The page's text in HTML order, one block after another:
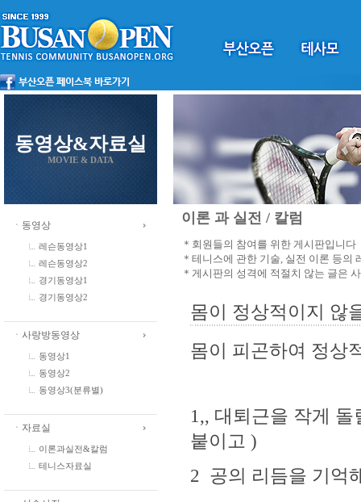
동영상&자료실
MOVIE & DATA
ㆍ동영상
레슨동영상1
레슨동영상2
경기동영상1
경기동영상2
ㆍ사랑방동영상
동영상1
동영상2
동영상3(분류별)
ㆍ자료실
이론과실전&칼럼
테니스자료실
이론 과 실전 / 칼럼
＊회원들의 참여를 위한 게시판입니다
＊테니스에 관한 기술, 실전 이론 등의
＊게시판의 성격에 적절치 않는 글은
몸이 정상적이지 않
몸이 피곤하여 정상
1,, 대퇴근을 작게
붙이고 )
2 공의 리듬을 기억